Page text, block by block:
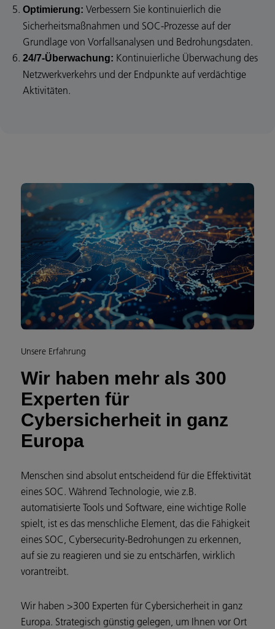
Optimierung: Verbessern Sie kontinuierlich die
Sicherheitsmaßnahmen und SOC-Prozesse auf der
Grundlage von Vorfallsanalysen und Bedrohungsdaten.
24/7-Überwachung: Kontinuierliche Überwachung des
Netzwerkverkehrs und der Endpunkte auf verdächtige
Aktivitäten.
Unsere Erfahrung
Wir haben mehr als 300
Experten für
Cybersicherheit in ganz
Europa
Menschen sind absolut entscheidend für die Effektivität
eines SOC. Während Technologie, wie z.B.
automatisierte Tools und Software, eine wichtige Rolle
spielt, ist es das menschliche Element, das die Fähigkeit
eines SOC, Cybersecurity-Bedrohungen zu erkennen,
auf sie zu reagieren und sie zu entschärfen, wirklich
vorantreibt.
Wir haben >300 Experten für Cybersicherheit in ganz
Europa. Strategisch günstig gelegen, um Ihnen vor Ort